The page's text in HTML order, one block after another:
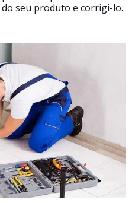
seu produto e corrigi-lo.